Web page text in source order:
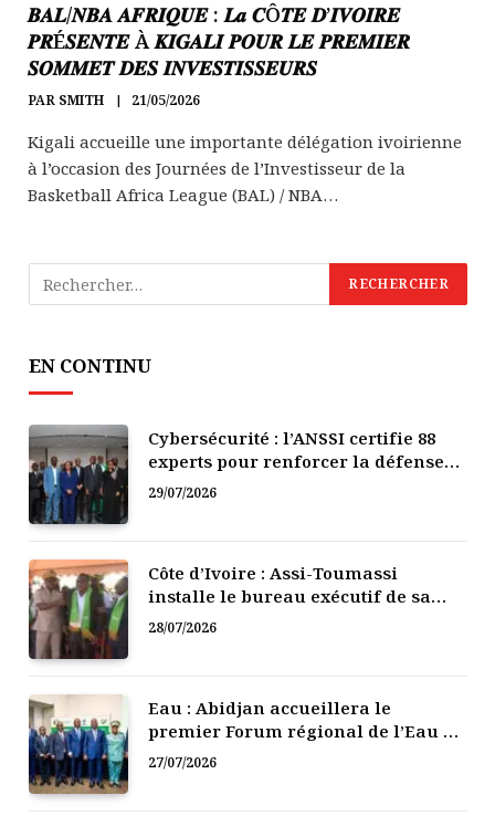
𝑩𝑨𝑳/𝑵𝑩𝑨 𝑨𝑭𝑹𝑰𝑸𝑼𝑬 : 𝑳𝒂 𝑪Ô𝑻𝑬 𝑫’𝑰𝑽𝑶𝑰𝑹𝑬
𝑷𝑹É𝑺𝑬𝑵𝑻𝑬 À 𝑲𝑰𝑮𝑨𝑳𝑰 𝑷𝑶𝑼𝑹 𝑳𝑬 𝑷𝑹𝑬𝑴𝑰𝑬𝑹
𝑺𝑶𝑴𝑴𝑬𝑻 𝑫𝑬𝑺 𝑰𝑵𝑽𝑬𝑺𝑻𝑰𝑺𝑺𝑬𝑼𝑹𝑺
PAR SMITH 21/05/2026
Kigali accueille une importante délégation ivoirienne
à l’occasion des Journées de l’Investisseur de la
Basketball Africa League (BAL) / NBA…
EN CONTINU
Cybersécurité : l’ANSSI certifie 88
experts pour renforcer la défense
numérique de la Côte d’Ivoire
29/07/2026
Côte d’Ivoire : Assi-Toumassi
installe le bureau exécutif de sa
mutuelle de développement
28/07/2026
Eau : Abidjan accueillera le
premier Forum régional de l’Eau de
l’Afrique de l’Ouest
27/07/2026